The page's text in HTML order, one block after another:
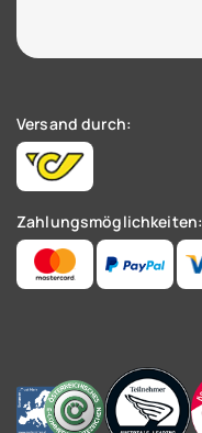
Versand durch:
Zahlungsmöglichkeiten: